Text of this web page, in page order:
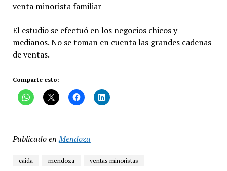
venta minorista familiar
El estudio se efectuó en los negocios chicos y
medianos. No se toman en cuenta las grandes cadenas
de ventas.
Comparte esto:
Publicado en Mendoza
caida mendoza ventas minoristas